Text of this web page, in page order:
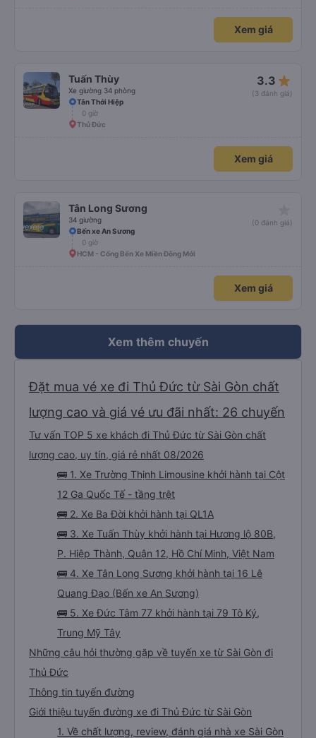
Xem giá
Tuấn Thùy
Xe giường 34 phòng
3.3 star_rate
(3 đánh giá)
Tân Thới Hiệp
0 giờ
Thủ Đức
Xem giá
Tân Long Sương
34 giường
(0 đánh giá)
Bến xe An Sương
0 giờ
HCM - Cổng Bến Xe Miền Đông Mới
Xem giá
Xem thêm chuyến
Đặt mua vé xe đi Thủ Đức từ Sài Gòn chất
lượng cao và giá vé ưu đãi nhất: 26 chuyến
Tư vấn TOP 5 xe khách đi Thủ Đức từ Sài Gòn chất
lượng cao, uy tín, giá rẻ nhất 08/2026
🚌 1. Xe Trường Thịnh Limousine khởi hành tại Cột
12 Ga Quốc Tế - tầng trệt
🚌 2. Xe Ba Đời khởi hành tại QL1A
🚌 3. Xe Tuấn Thùy khởi hành tại Hương lộ 80B,
P. Hiệp Thành, Quận 12, Hồ Chí Minh, Việt Nam
🚌 4. Xe Tân Long Sương khởi hành tại 16 Lê
Quang Đạo (Bến xe An Sương)
🚌 5. Xe Đức Tâm 77 khởi hành tại 79 Tô Ký,
Trung Mỹ Tây
Những câu hỏi thường gặp về tuyến xe từ Sài Gòn đi
Thủ Đức
Thông tin tuyến đường
Giới thiệu tuyến đường xe đi Thủ Đức từ Sài Gòn
1. Về chất lượng, review, đánh giá nhà xe Sài Gòn